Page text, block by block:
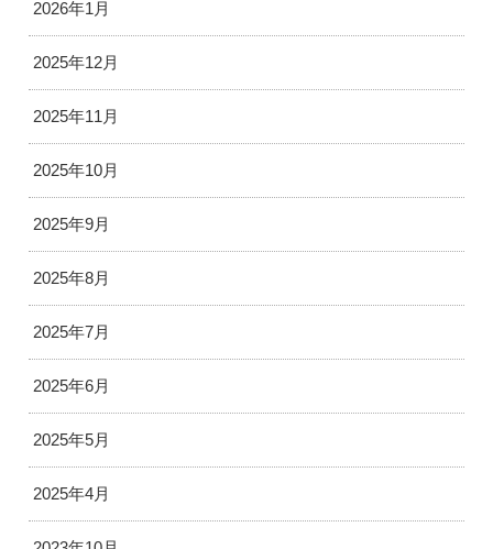
2026年1月
2025年12月
2025年11月
2025年10月
2025年9月
2025年8月
2025年7月
2025年6月
2025年5月
2025年4月